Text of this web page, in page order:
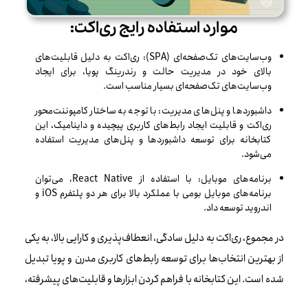
موارد استفاده رایج ری‌اکت:
وب‌سایت‌های تک‌صفحه‌ای (SPA): ری‌اکت به دلیل قابلیت‌های
بالای خود در مدیریت حالت و رندرینگ پویا، برای ایجاد
وب‌سایت‌های تک‌صفحه‌ای بسیار مناسب است.
داشبوردها و پنل‌های مدیریت: با توجه به ساختار کامپوننت‌محور
ری‌اکت و قابلیت ایجاد رابط‌های کاربری پیچیده و داینامیک، این
کتابخانه برای توسعه داشبوردها و پنل‌های مدیریت استفاده
می‌شود.
برنامه‌های موبایل: با استفاده از React Native، می‌توان
برنامه‌های موبایل بومی با عملکرد بالا برای هر دو پلتفرم iOS و
اندروید توسعه داد.
در مجموع، ری‌اکت به دلیل سادگی، انعطاف‌پذیری و کارایی بالا، به یکی
از بهترین انتخاب‌ها برای توسعه رابط‌های کاربری مدرن و پویا تبدیل
شده است. این کتابخانه با فراهم کردن ابزارها و قابلیت‌های پیشرفته،